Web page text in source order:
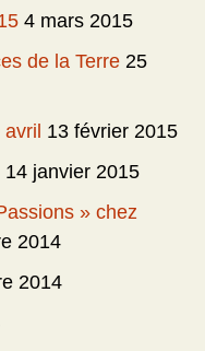
4 mars 2015
de la Terre 25
13 février 2015
14 janvier 2015
» chez
2014
2014